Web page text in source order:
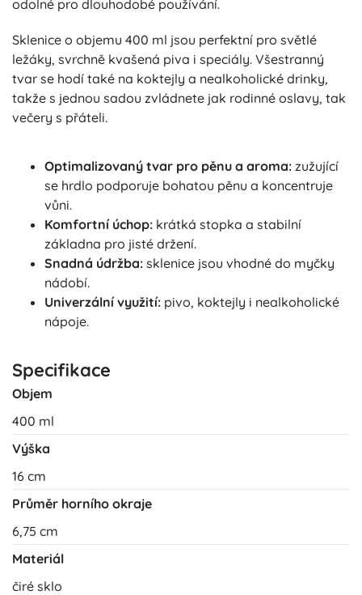
odolné pro dlouhodobé používání.
Sklenice o objemu 400 ml jsou perfektní pro světlé
ležáky, svrchně kvašená piva i speciály. Všestranný
tvar se hodí také na koktejly a nealkoholické drinky,
takže s jednou sadou zvládnete jak rodinné oslavy, tak
večery s přáteli.
Optimalizovaný tvar pro pěnu a aroma: zužující
se hrdlo podporuje bohatou pěnu a koncentruje
vůni.
Komfortní úchop: krátká stopka a stabilní
základna pro jisté držení.
Snadná údržba: sklenice jsou vhodné do myčky
nádobí.
Univerzální využití: pivo, koktejly i nealkoholické
nápoje.
Specifikace
Objem
400 ml
Výška
16 cm
Průměr horního okraje
6,75 cm
Materiál
čiré sklo